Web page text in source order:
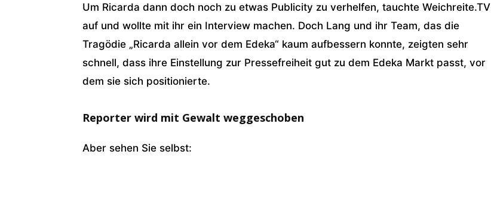
Um Ricarda dann doch noch zu etwas Publicity zu verhelfen, tauchte Weichreite.TV
auf und wollte mit ihr ein Interview machen. Doch Lang und ihr Team, das die
Tragödie „Ricarda allein vor dem Edeka“ kaum aufbessern konnte, zeigten sehr
schnell, dass ihre Einstellung zur Pressefreiheit gut zu dem Edeka Markt passt, vor
dem sie sich positionierte.
Reporter wird mit Gewalt weggeschoben
Aber sehen Sie selbst: